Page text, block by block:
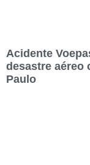
Acidente
desastre aéreo
Paulo